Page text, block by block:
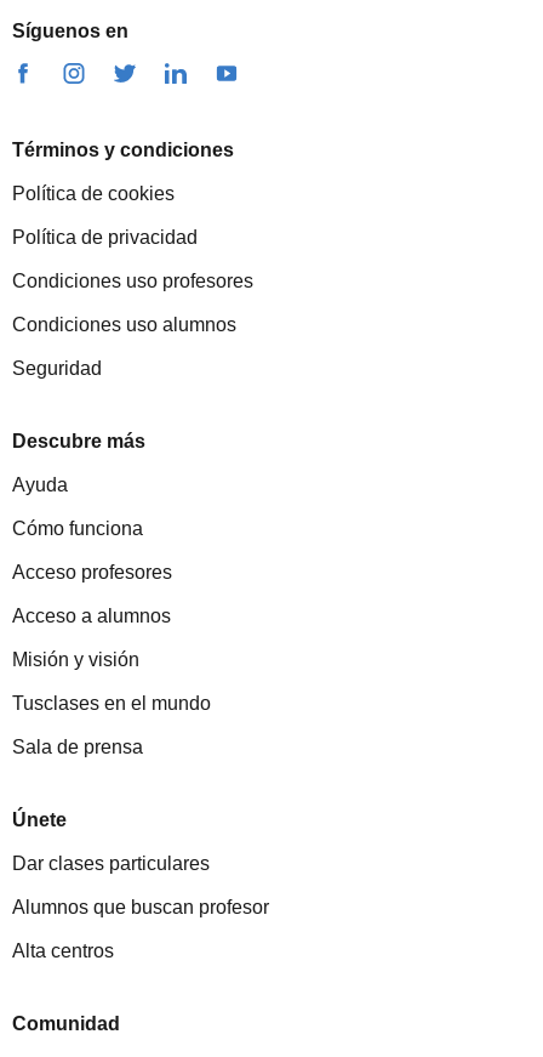
Síguenos en
Términos y condiciones
Política de cookies
Política de privacidad
Condiciones uso profesores
Condiciones uso alumnos
Seguridad
Descubre más
Ayuda
Cómo funciona
Acceso profesores
Acceso a alumnos
Misión y visión
Tusclases en el mundo
Sala de prensa
Únete
Dar clases particulares
Alumnos que buscan profesor
Alta centros
Comunidad